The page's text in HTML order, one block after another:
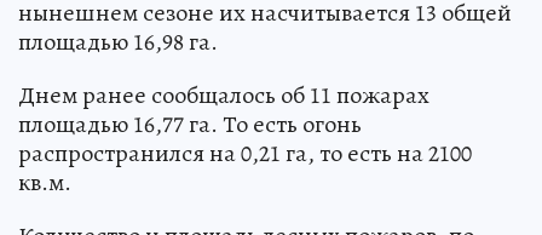
нынешнем сезоне их насчитывается 13 общей
площадью 16,98 га.
Днем ранее сообщалось об 11 пожарах
площадью 16,77 га. То есть огонь
распространился на 0,21 га, то есть на 2100
кв.м.